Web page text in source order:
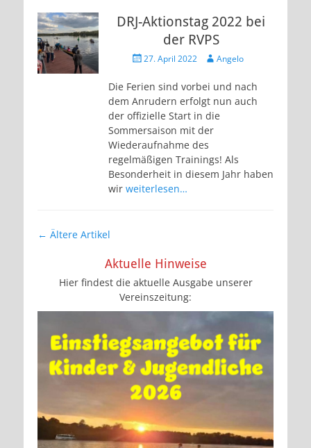
DRJ-Aktionstag 2022 bei
der RVPS
Veröffentlicht
27. April 2022 AutorAngelo
Die Ferien sind vorbei und nach
dem Anrudern erfolgt nun auch
der offizielle Start in die
Sommersaison mit der
Wiederaufnahme des
regelmäßigen Trainings! Als
Besonderheit in diesem Jahr haben
wir weiterlesen…
Artikel-
← Ältere Artikel
Aktuelle Hinweise
Hier findest die aktuelle Ausgabe unserer
Vereinszeitung: